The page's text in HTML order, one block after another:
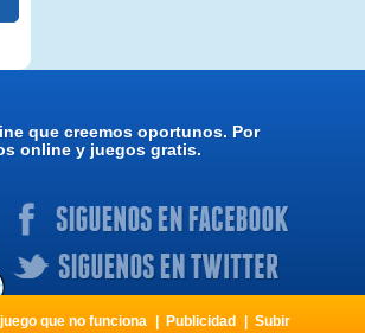
que creemos oportunos. Por
online y juegos gratis.
que no funciona Publicidad Subir